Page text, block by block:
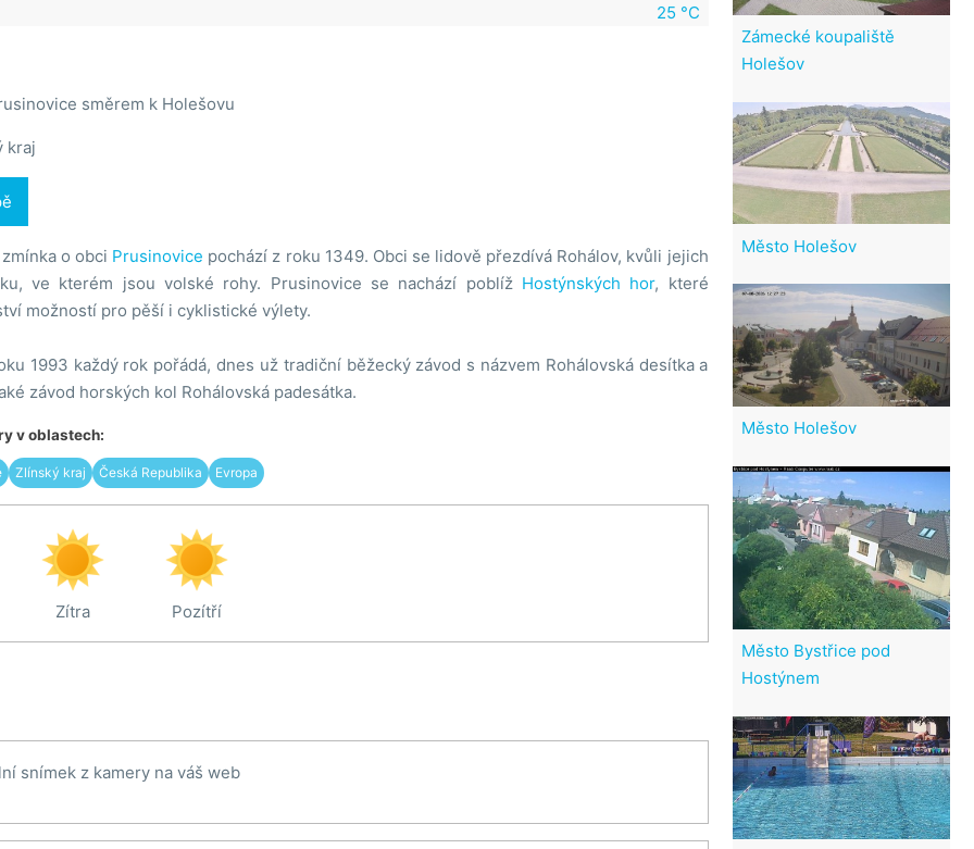
25 °C
směrem k Holešovu
kraj
o obci Prusinovice pochází z roku 1349. Obci se lidově přezdívá Rohálov, kvůli jejich
ve kterém jsou volské rohy. Prusinovice se nachází poblíž Hostýnských hor, které
možností pro pěší i cyklistické výlety.
1993 každý rok pořádá, dnes už tradiční běžecký závod s názvem Rohálovská desítka a
závod horských kol Rohálovská padesátka.
v oblastech:
Zlínský kraj Česká Republika Evropa
Zítra Pozítří
snímek z kamery na váš web
Zámecké koupaliště
Holešov
Město Holešov
Město Holešov
Město Bystřice pod
Hostýnem